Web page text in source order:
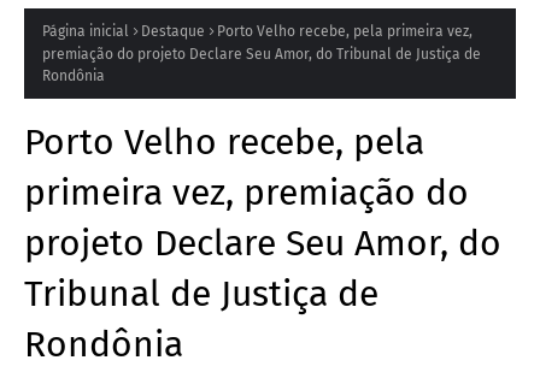
Página inicial Destaque
Porto Velho recebe, pela primeira vez,
premiação do projeto Declare Seu Amor, do Tribunal de Justiça de
Rondônia
Porto Velho recebe, pela
primeira vez, premiação do
projeto Declare Seu Amor, do
Tribunal de Justiça de
Rondônia